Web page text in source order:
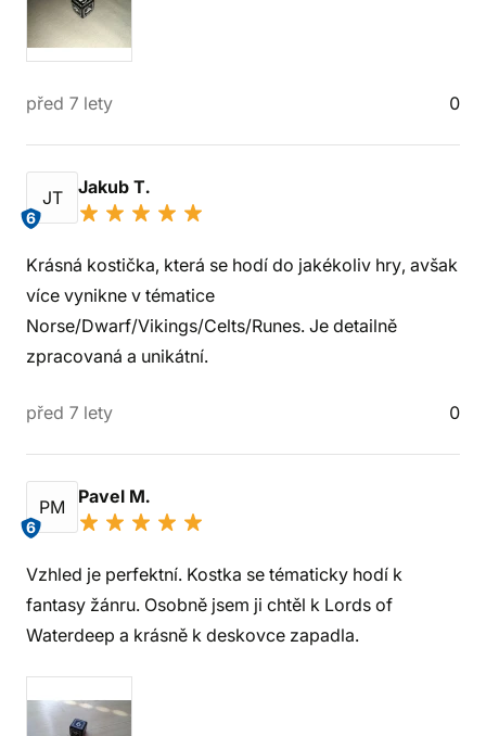
před 7 lety 0
JT
6
Jakub T.
Krásná kostička, která se hodí do jakékoliv hry, avšak
více vynikne v tématice
Norse/Dwarf/Vikings/Celts/Runes. Je detailně
zpracovaná a unikátní.
před 7 lety 0
PM
6
Pavel M.
Vzhled je perfektní. Kostka se tématicky hodí k
fantasy žánru. Osobně jsem ji chtěl k Lords of
Waterdeep a krásně k deskovce zapadla.